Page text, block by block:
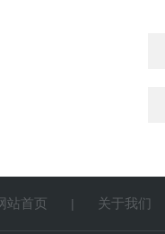
站首页 | 关于我们